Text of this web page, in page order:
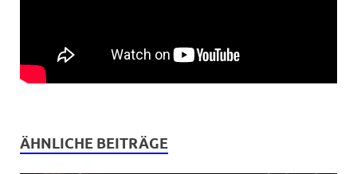
ÄHNLICHE BEITRÄGE